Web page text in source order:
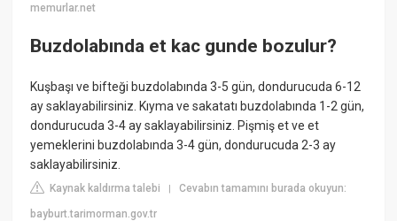
memurlar.net
Buzdolabında et kac gunde bozulur?
Kuşbaşı ve bifteği buzdolabında 3-5 gün, dondurucuda 6-12
ay saklayabilirsiniz. Kıyma ve sakatatı buzdolabında 1-2 gün,
dondurucuda 3-4 ay saklayabilirsiniz. Pişmiş et ve et
yemeklerini buzdolabında 3-4 gün, dondurucuda 2-3 ay
saklayabilirsiniz.
Kaynak kaldırma talebi |Cevabın tamamını burada okuyun:
bayburt.tarimorman.gov.tr